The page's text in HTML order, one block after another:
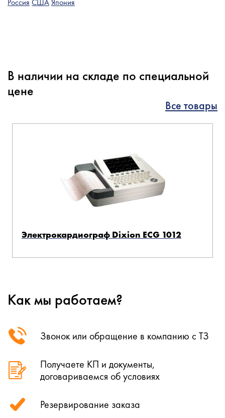
Россия СШАЯпония
В наличии на складе по специальной
цене
Все товары
Электрокардиограф Dixion ECG 1012
Как мы работаем?
Звонок или обращение в компанию с ТЗ
Получаете КП и документы,
договариваемся об условиях
Резервирование заказа